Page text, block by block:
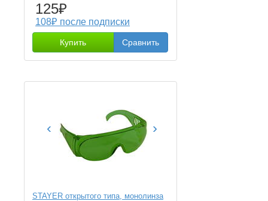
125₽
108₽ после подписки
Купить Сравнить
‹ ›
STAYER открытого типа, монолинза